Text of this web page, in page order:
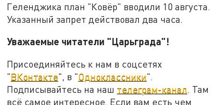
Геленджика план "Ковёр" вводили 10 августа.
Указанный запрет действовал два часа.
Уважаемые читатели "Царьграда"!
Присоединяйтесь к нам в соцсетях
"ВКонтакте", в "Одноклассники".
Подписывайтесь на наш телеграм-канал. Там
всё самое интересное. Если вам есть чем